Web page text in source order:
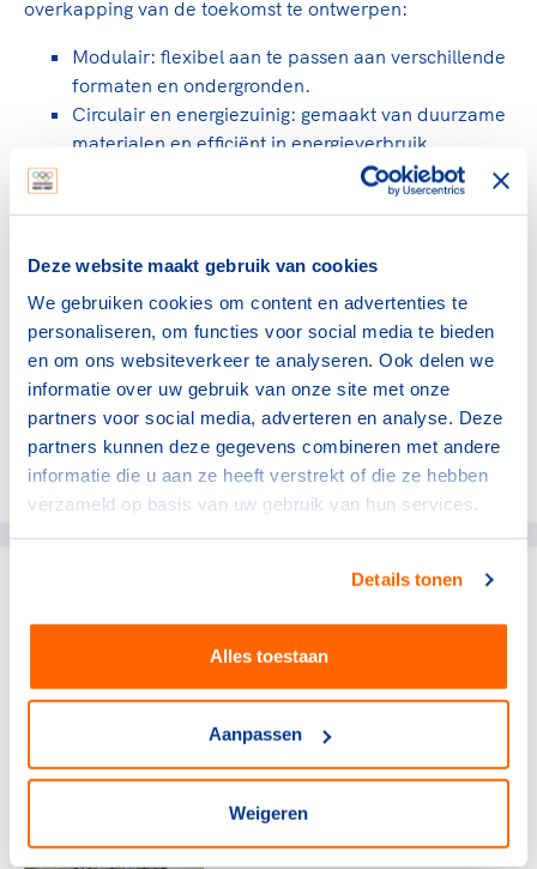
Deze website maakt gebruik van cookies
We gebruiken cookies om content en advertenties te
personaliseren, om functies voor social media te bieden
en om ons websiteverkeer te analyseren. Ook delen we
informatie over uw gebruik van onze site met onze
partners voor social media, adverteren en analyse. Deze
partners kunnen deze gegevens combineren met andere
informatie die u aan ze heeft verstrekt of die ze hebben
verzameld op basis van uw gebruik van hun services.
Details tonen
Alles toestaan
Aanpassen
Weigeren
overkapping van de toekomst te ontwerpen:
Modulair: flexibel aan te passen aan verschillende
formaten en ondergronden.
Circulair en energiezuinig: gemaakt van duurzame
materialen en efficiënt in energieverbruik.
Veilig: stormbestendig en voldoet aan alle
sporten zoals hockey, tennis, basketbal of padel.
Ben of ken jij de ondernemer met een vernieuwende
oplossing voor duurzame overkappingen? Help mee en
deel deze challenge! Ga naar dewebsite van Starthubs
voor meer informatie en deelname.
Deel dit artikel op social media:
Nederlandse Boksbond
investeert in vakkundige
Sportdeelname